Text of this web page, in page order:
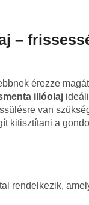
–
érezze
illóolaj
van
kitisztítani a
rendelkezik,